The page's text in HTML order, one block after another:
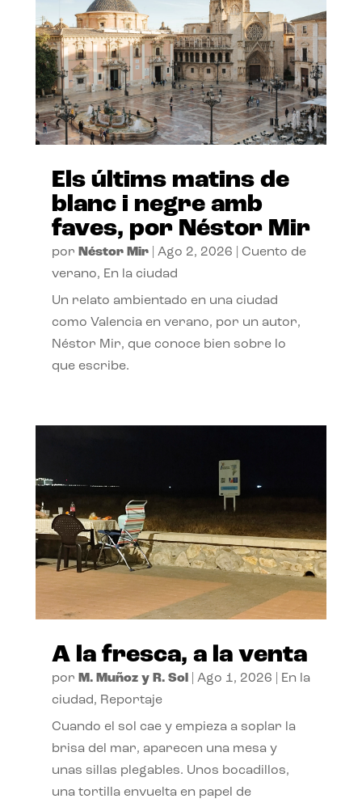
Els últims matins de
blanc i negre amb
faves, por Néstor Mir
por Néstor Mir| Ago 2, 2026
Cuento de
verano, En la ciudad
Un relato ambientado en una ciudad
como Valencia en verano, por un autor,
Néstor Mir, que conoce bien sobre lo
que escribe.
A la fresca, a la venta
por M. Muñoz y R. Sol| Ago 1, 2026
En la
ciudad, Reportaje
Cuando el sol cae y empieza a soplar la
brisa del mar, aparecen una mesa y
unas sillas plegables. Unos bocadillos,
una tortilla envuelta en papel de